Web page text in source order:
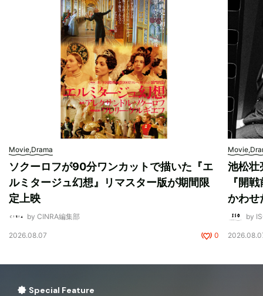
Movie,Drama
ソクーロフが90分ワンカットで描いた『エ
ルミタージュ幻想』リマスター版が期間限
定上映
by CINRA編集部
2026.08.07 0
池松壮
『開
かわせ
by
Special Feature